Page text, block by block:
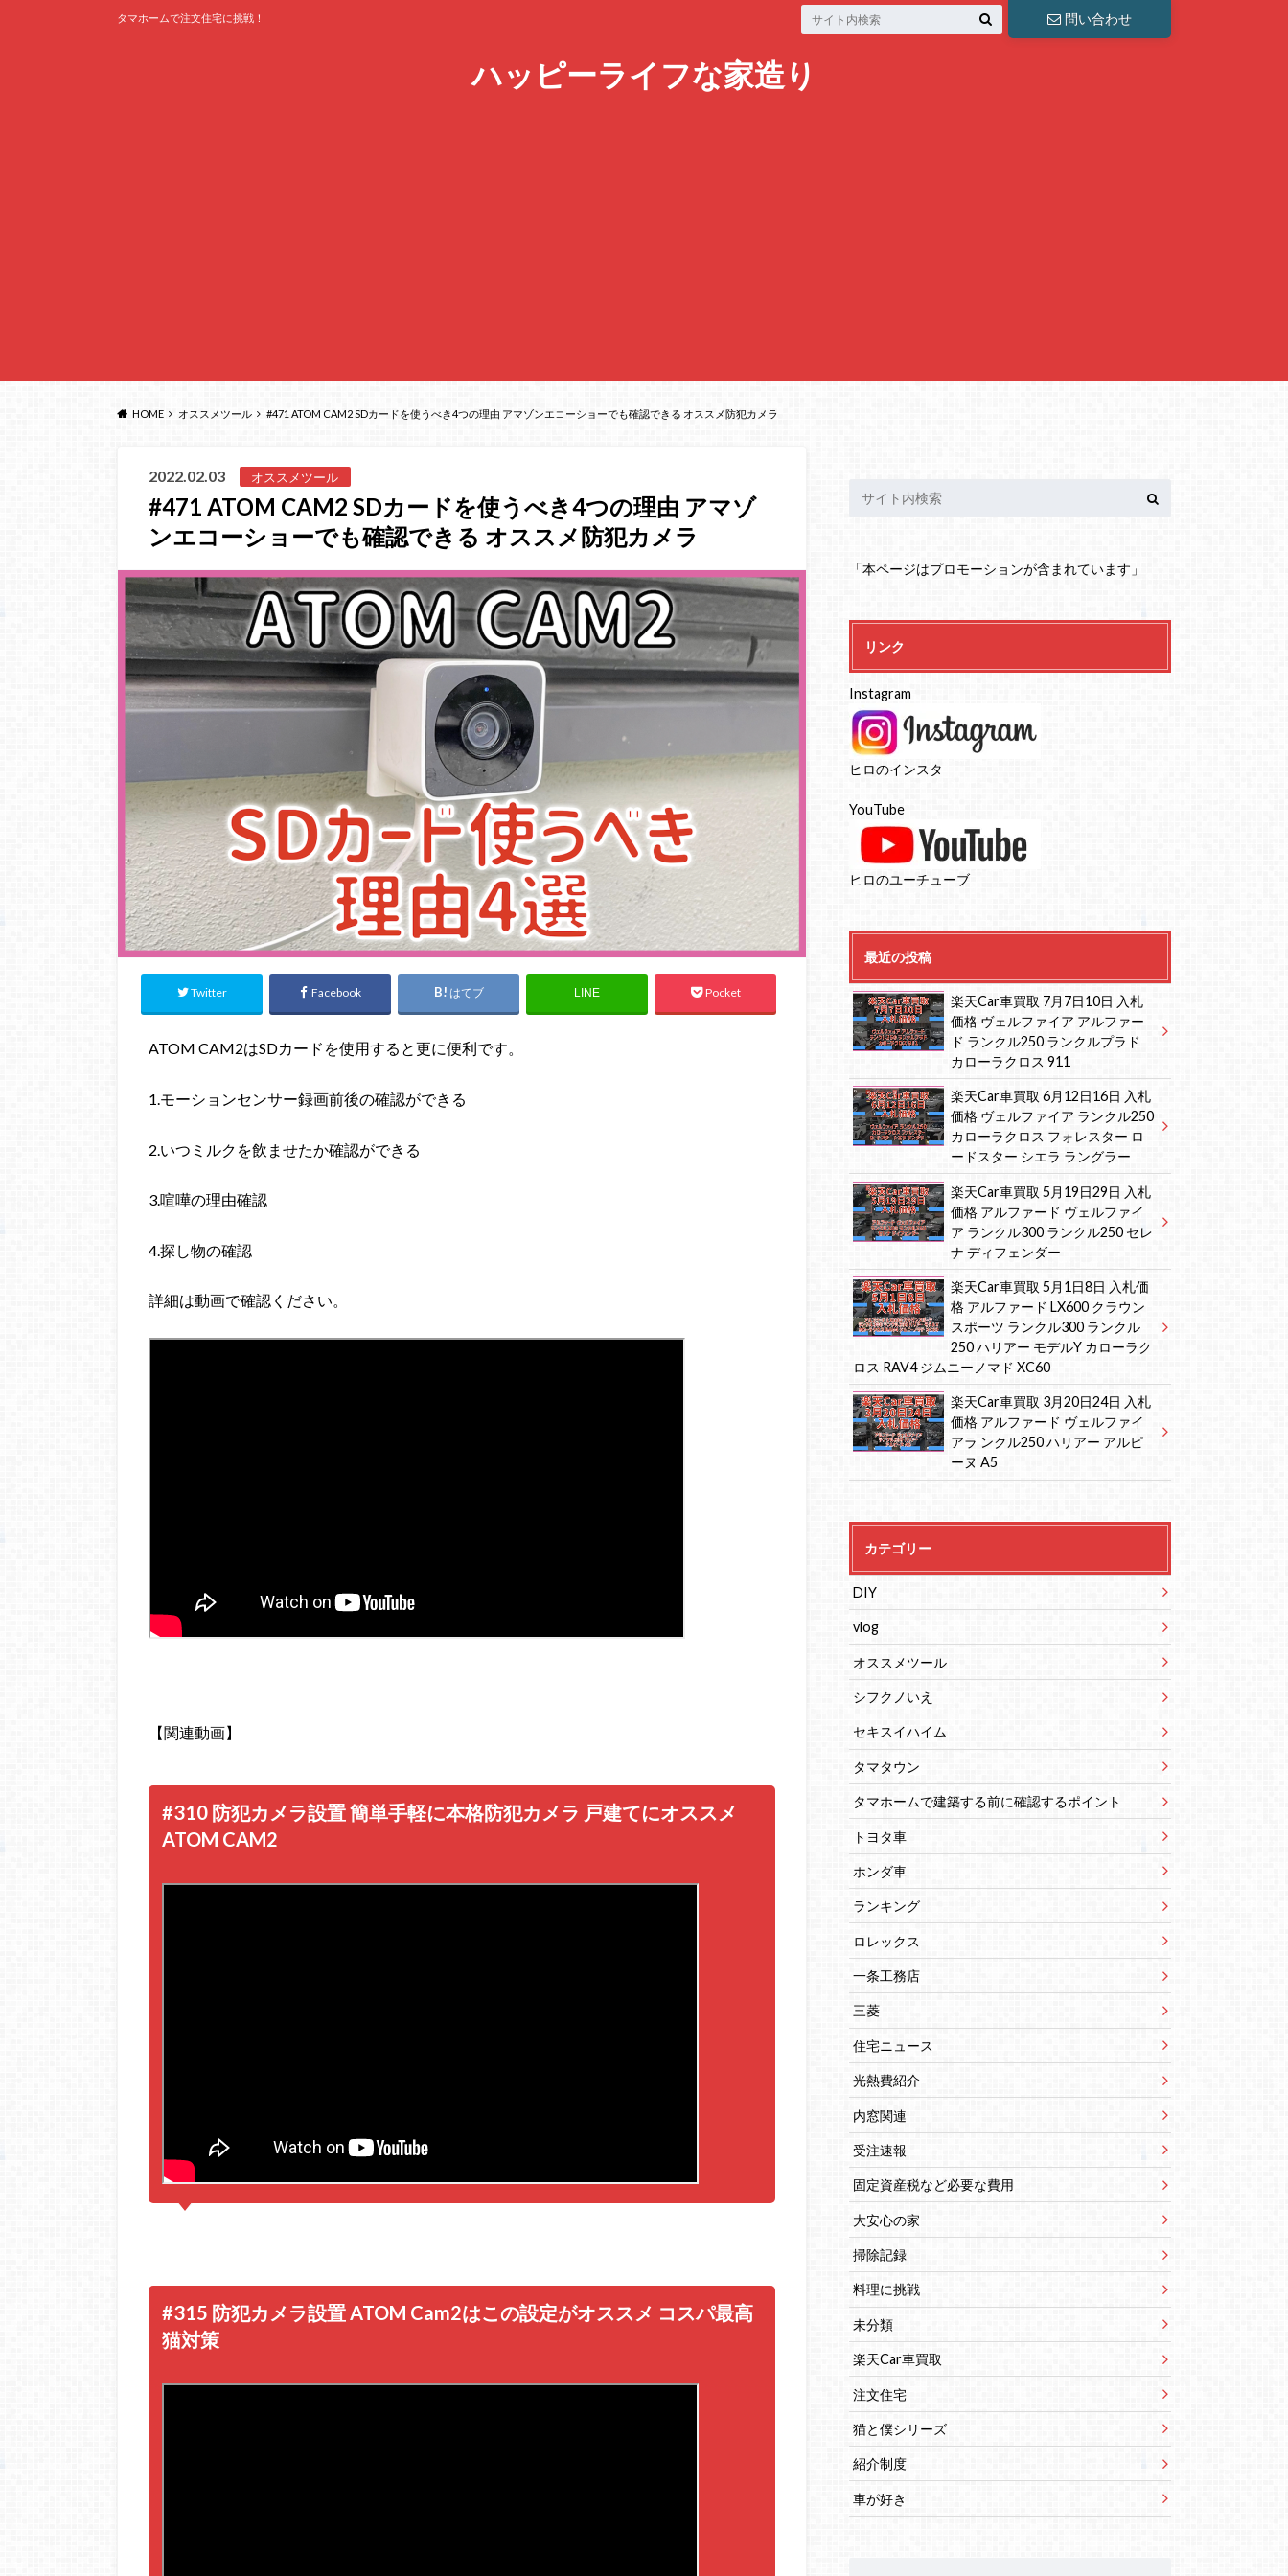
ハッピーライフな家造り
タマホームで注文住宅に挑戦！ 問い合わせ
HOME オススメツール #471 ATOM CAM2 SDカードを使うべき4つの理由 アマゾンエコーショーでも確認できる オススメ防犯カメラ
2022.02.03 オススメツール
#471 ATOM CAM2 SDカードを使うべき4つの理由 アマゾ
ンエコーショーでも確認できる オススメ防犯カメラ
Twitter Facebook はてブ LINE Pocket
ATOM CAM2はSDカードを使用すると更に便利です。
1.モーションセンサー録画前後の確認ができる
2.いつミルクを飲ませたか確認ができる
3.喧嘩の理由確認
4.探し物の確認
詳細は動画で確認ください。
【関連動画】
#310 防犯カメラ設置 簡単手軽に本格防犯カメラ 戸建てにオススメ
ATOM CAM2
#315 防犯カメラ設置 ATOM Cam2はこの設定がオススメ コスパ最高
猫対策
「本ページはプロモーションが含まれています」
リンク
Instagram
ヒロのインスタ
YouTube
ヒロのユーチューブ
最近の投稿
楽天Car車買取 7月7日10日 入札
価格 ヴェルファイア アルファー
ド ランクル250 ランクルプラド
カローラクロス 911
楽天Car車買取 6月12日16日 入札
価格 ヴェルファイア ランクル250
カローラクロス フォレスター ロ
ードスター シエラ ラングラー
楽天Car車買取 5月19日29日 入札
価格 アルファード ヴェルファイ
ア ランクル300 ランクル250 セレ
ナ ディフェンダー
楽天Car車買取 5月1日8日 入札価
格 アルファード LX600 クラウン
スポーツ ランクル300 ランクル
250 ハリアー モデルY カローラク
ロス RAV4 ジムニーノマド XC60
楽天Car車買取 3月20日24日 入札
価格 アルファード ヴェルファイ
アラ ンクル250 ハリアー アルピ
ーヌ A5
カテゴリー
DIY
vlog
オススメツール
シフクノいえ
セキスイハイム
タマタウン
タマホームで建築する前に確認するポイント
トヨタ車
ホンダ車
ランキング
ロレックス
一条工務店
三菱
住宅ニュース
光熱費紹介
内窓関連
受注速報
固定資産税など必要な費用
大安心の家
掃除記録
料理に挑戦
未分類
楽天Car車買取
注文住宅
猫と僕シリーズ
紹介制度
車が好き